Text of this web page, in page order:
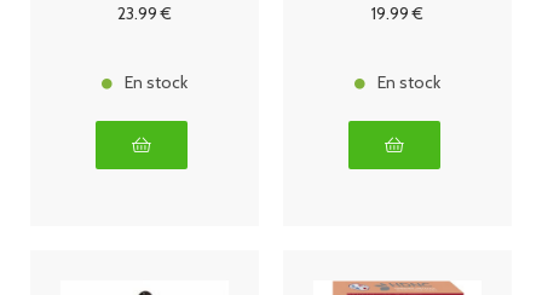
23.99 €
En stock
19.99 €
En stock